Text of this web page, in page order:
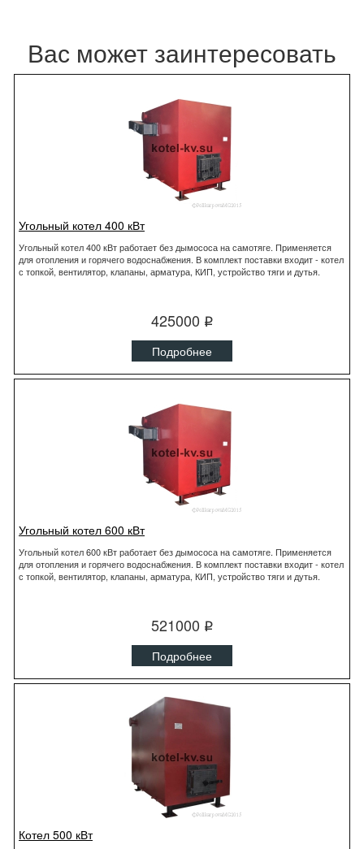
Вас может заинтересовать
Угольный котел 400 кВт
Угольный котел 400 кВт работает без дымососа на самотяге. Применяется
для отопления и горячего водоснабжения. В комплект поставки входит - котел
с топкой, вентилятор, клапаны, арматура, КИП, устройство тяги и дутья.
425000 q
Подробнее
Угольный котел 600 кВт
Угольный котел 600 кВт работает без дымососа на самотяге. Применяется
для отопления и горячего водоснабжения. В комплект поставки входит - котел
с топкой, вентилятор, клапаны, арматура, КИП, устройство тяги и дутья.
521000 q
Подробнее
Котел 500 кВт